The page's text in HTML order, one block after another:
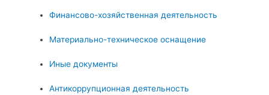
Финансово-хозяйственная деятельность
Материально-техническое оснащение
Иные документы
Антикоррупционная деятельность